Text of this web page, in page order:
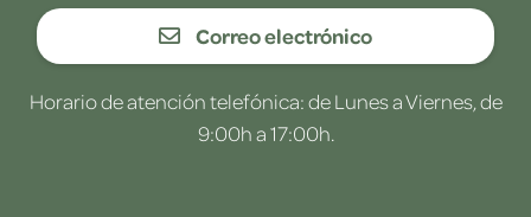
Correo electrónico
Horario de atención telefónica: de Lunes a Viernes, de
9:00h a 17:00h.